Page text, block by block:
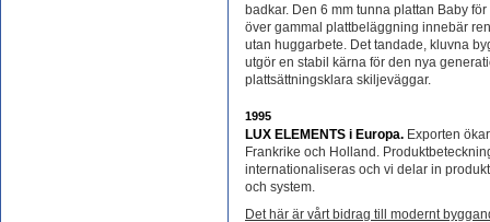
badkar. Den 6 mm tunna plattan Baby
över gammal plattbeläggning innebär
utan huggarbete. Det tandade, kluvna
utgör en stabil kärna för den nya
plattsättningsklara skiljeväggar.
1995
LUX ELEMENTS i Europa.
Exporten
Frankrike och Holland.
internationaliseras och vi delar in
och system.
Det här är vårt bidrag till modernt